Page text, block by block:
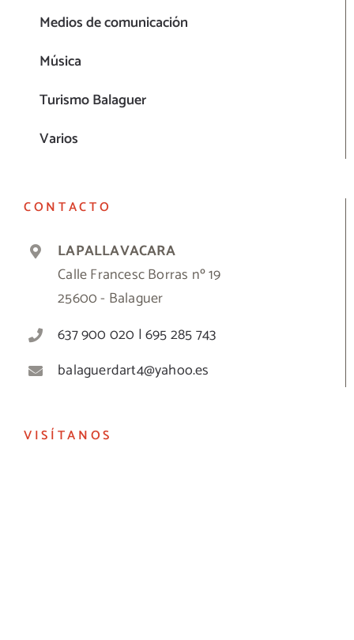
Medios de comunicación
Música
Turismo Balaguer
Varios
CONTACTO
LAPALLAVACARA
Calle Francesc Borras nº 19
25600 - Balaguer
637 900 020 | 695 285 743
balaguerdart4@yahoo.es
VISÍTANOS